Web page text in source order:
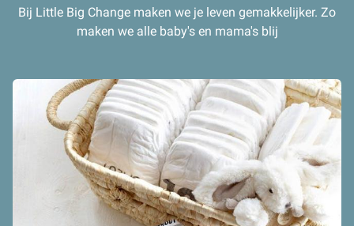
Bij Little Big Change maken we je leven gemakkelijker. Zo
maken we alle baby's en mama's blij